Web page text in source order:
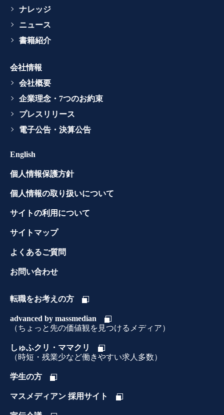
ナレッジ
ニュース
書籍紹介
会社情報
会社概要
企業理念・7つのお約束
プレスリリース
電子公告・決算公告
English
個人情報保護方針
個人情報の取り扱いについて
サイトの利用について
サイトマップ
よくあるご質問
お問い合わせ
転職をお考えの方
advanced by massmedian
（ちょっと先の価値観を見つけるメディア）
しゅふクリ・ママクリ
（時短・残業少など働きやすい求人多数）
学生の方
マスメディアン 採用サイト